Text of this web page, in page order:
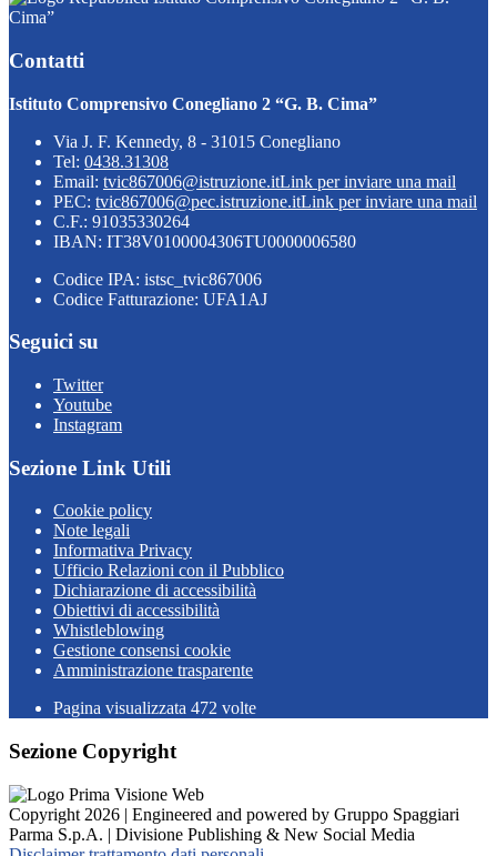
Cima”
Contatti
Istituto Comprensivo Conegliano 2 “G. B. Cima”
Via J. F. Kennedy, 8 - 31015 Conegliano
Tel: 0438.31308
Email: tvic867006@istruzione.itLink per inviare una mail
PEC: tvic867006@pec.istruzione.itLink per inviare una mail
C.F.: 91035330264
IBAN: IT38V0100004306TU0000006580
Codice IPA: istsc_tvic867006
Codice Fatturazione: UFA1AJ
Seguici su
Twitter
Youtube
Instagram
Sezione Link Utili
Cookie policy
Note legali
Informativa Privacy
Ufficio Relazioni con il Pubblico
Dichiarazione di accessibilità
Obiettivi di accessibilità
Whistleblowing
Gestione consensi cookie
Amministrazione trasparente
Pagina visualizzata 472 volte
Sezione Copyright
Copyright 2026 | Engineered and powered by Gruppo Spaggiari
Parma S.p.A. | Divisione Publishing & New Social Media